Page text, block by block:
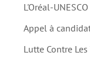
L'Oréal-
Appel à
Lutte Contre